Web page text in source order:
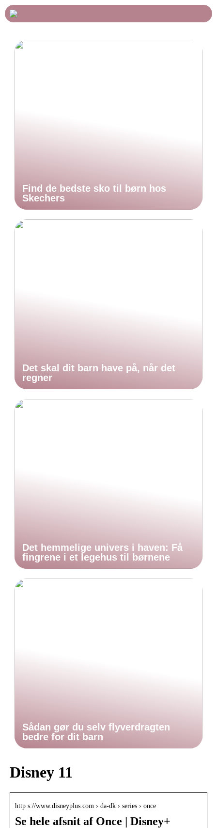
Find de bedste sko til børn hos
Skechers
Det skal dit barn have på, når det
regner
Det hemmelige univers i haven: Få
fingrene i et legehus til børnene
Sådan gør du selv flyverdragten
bedre for dit barn
Disney 11
http s://www.disneyplus.com › da-dk › series › once
Se hele afsnit af Once | Disney+